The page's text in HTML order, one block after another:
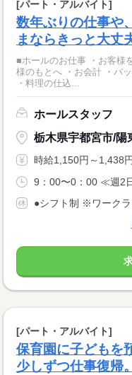
[パート・アルバイト]
数年ぶりの仕事や
まならきっと大丈
■ホールのお仕事 ・お客様
様のもとへ ・お会計 ・バッシング ・
・料理の仕込...
ホールスタッフ
栃木県宇都宮市/陽
時給1,150円～1,438円
9：00〜0：00 ≪週2
●シフト制 ※ワークラ
[パート・アルバイト]
保育園に子どもを
少しずつ仕事復帰。